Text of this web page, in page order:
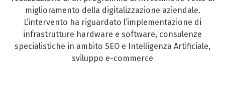
miglioramento della digitalizzazione aziendale.
L’intervento ha riguardato l’implementazione di
infrastrutture hardware e software, consulenze
specialistiche in ambito SEO e Intelligenza Artificiale,
sviluppo e-commerce